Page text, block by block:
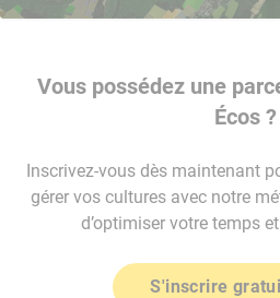
Vous possédez une
Écos ?
Inscrivez-vous dès maintenant
gérer vos cultures avec notre
d’optimiser votre temps
S'inscrire